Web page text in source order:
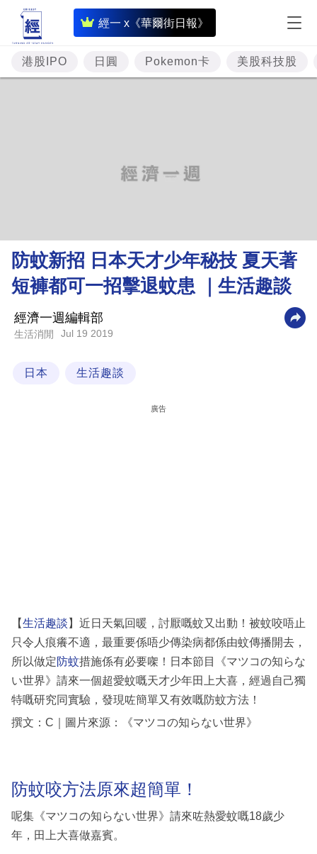
經一 x《華爾街日報》
即
時
財
經
理
財
業
科
區
港股IPO 日圓 Pokemon卡 美股科技股
防蚊新招 日本天才少年秘技 夏天著
短褲都可一招擊退蚊患 ｜生活趣談
經濟一週編輯部
生活消閒 Jul 19 2019
日本 生活趣談
廣告
【生活趣談 】近日天氣回暖，討厭嘅蚊又出動！被蚊咬唔止
只令人痕癢不適，最重要係唔少傳染病都係由蚊傳播開去，
所以做定防蚊措施係有必要㗎！日本節目《マツコの知らな
い世界》請來一個超愛蚊嘅天才少年田上大喜，經過自己獨
特嘅研究同實驗，發現咗簡單又有效嘅防蚊方法！
撰文：C｜圖片來源：《マツコの知らない世界》
防蚊咬方法原來超簡單！
呢集《マツコの知らない世界》請來咗熱愛蚊嘅18歲少
年，田上大喜做嘉賓。